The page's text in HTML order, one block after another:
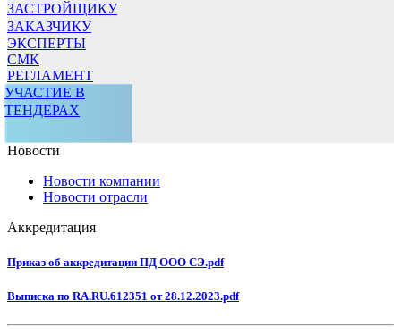
ЗАСТРОЙЩИКУ
ЗАКАЗЧИКУ
ЭКСПЕРТЫ
СМК
РЕГЛАМЕНТ
УЧАСТИЕ В
ТЕНДЕРАХ
Новости
Новости компании
Новости отрасли
Аккредитация
Приказ об аккредитации ПД ООО СЭ.pdf
Выписка по RA.RU.612351 от 28.12.2023.pdf